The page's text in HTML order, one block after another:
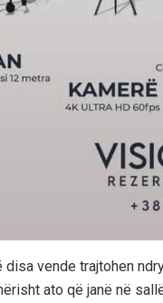
disa vende trajtohen
ato që janë në